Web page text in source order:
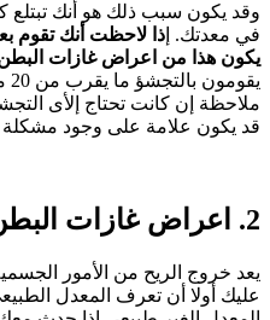
وقد يكون سبب ذلك هو أنك تبتلع
في معدتك. إ ذا لاحظت أنك تقوم
يكون هذا من اعراض غازات
ملاحظة إن كانت تحتاج إلأى
قد يكون علامة على وجود مشكلة
2. اعراض غازات البطن وخروج الريح:
يعد خروج الريح من الأمور
عليك أولا أن تعرف المعدل